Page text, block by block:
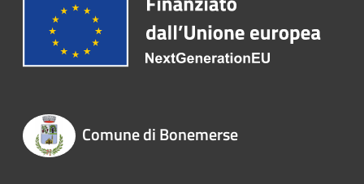
Comune di Bonemerse